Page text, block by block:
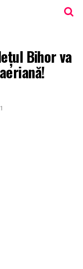
Bihor va